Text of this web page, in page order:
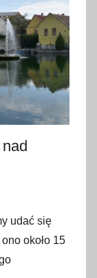
udać się
około 15